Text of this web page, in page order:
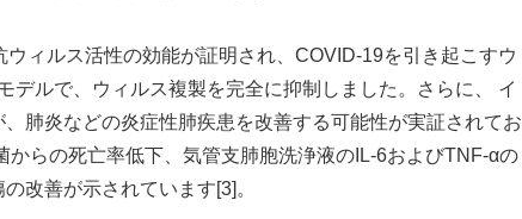
ィルス活性の効能が証明され、COVID-19を引き起こすウ
デルで、ウィルス複製を完全に抑制しました。さらに、 イ
肺炎などの炎症性肺疾患を改善する可能性が実証されてお
からの死亡率低下、気管支肺胞洗浄液のIL-6およびTNF-αの
改善が示されています[3]。